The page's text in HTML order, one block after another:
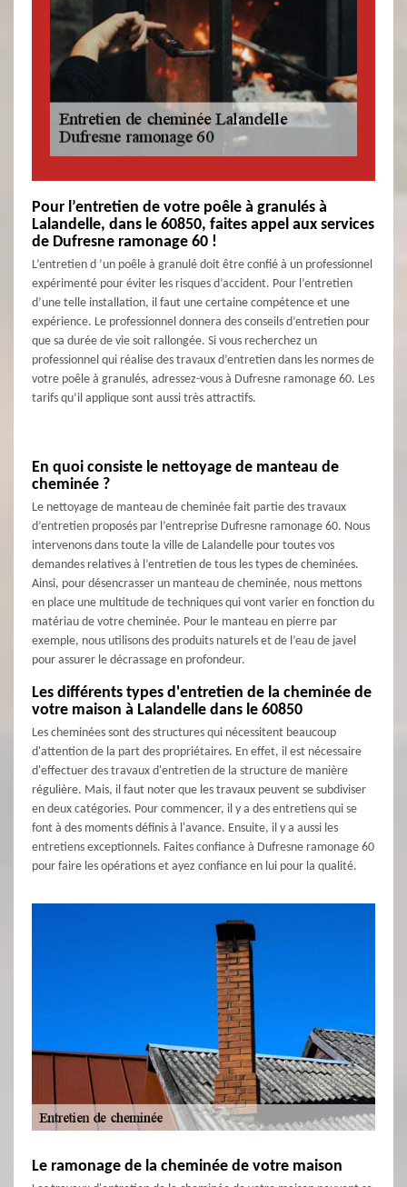
Pour l’entretien de votre poêle à granulés à
Lalandelle, dans le 60850, faites appel aux services
de Dufresne ramonage 60 !
L’entretien d ’un poêle à granulé doit être confié à un professionnel
expérimenté pour éviter les risques d’accident. Pour l’entretien
d’une telle installation, il faut une certaine compétence et une
expérience. Le professionnel donnera des conseils d’entretien pour
que sa durée de vie soit rallongée. Si vous recherchez un
professionnel qui réalise des travaux d’entretien dans les normes de
votre poêle à granulés, adressez-vous à Dufresne ramonage 60. Les
tarifs qu’il applique sont aussi très attractifs.
En quoi consiste le nettoyage de manteau de
cheminée ?
Le nettoyage de manteau de cheminée fait partie des travaux
d’entretien proposés par l’entreprise Dufresne ramonage 60. Nous
intervenons dans toute la ville de Lalandelle pour toutes vos
demandes relatives à l’entretien de tous les types de cheminées.
Ainsi, pour désencrasser un manteau de cheminée, nous mettons
en place une multitude de techniques qui vont varier en fonction du
matériau de votre cheminée. Pour le manteau en pierre par
exemple, nous utilisons des produits naturels et de l’eau de javel
pour assurer le décrassage en profondeur.
Les différents types d'entretien de la cheminée de
votre maison à Lalandelle dans le 60850
Les cheminées sont des structures qui nécessitent beaucoup
d'attention de la part des propriétaires. En effet, il est nécessaire
d'effectuer des travaux d'entretien de la structure de manière
régulière. Mais, il faut noter que les travaux peuvent se subdiviser
en deux catégories. Pour commencer, il y a des entretiens qui se
font à des moments définis à l'avance. Ensuite, il y a aussi les
entretiens exceptionnels. Faites confiance à Dufresne ramonage 60
pour faire les opérations et ayez confiance en lui pour la qualité.
Le ramonage de la cheminée de votre maison